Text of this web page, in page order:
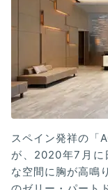
スペイン発祥の「
が、2020年7月に
な空間に胸が高鳴